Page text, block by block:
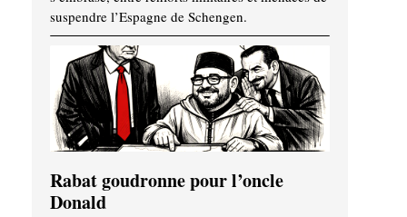
suspendre l’Espagne de Schengen.
Rabat goudronne pour l’oncle
Donald